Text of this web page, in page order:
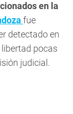
en la
fue
detectado en
pocas
judicial.